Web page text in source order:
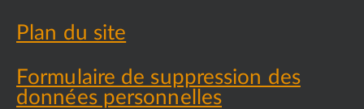
Plan du site
Formulaire de suppression des
données personnelles